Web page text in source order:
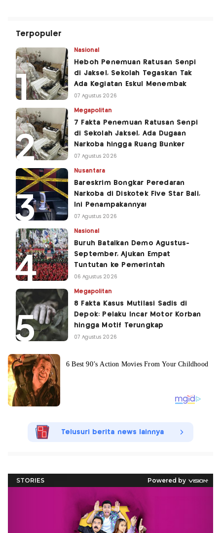
Terpopuler
Nasional
Heboh Penemuan Ratusan Senpi
di Jaksel, Sekolah Tegaskan Tak
Ada Kegiatan Eskul Menembak
07 Agustus 2026
Megapolitan
7 Fakta Penemuan Ratusan Senpi
di Sekolah Jaksel, Ada Dugaan
Narkoba hingga Ruang Bunker
07 Agustus 2026
Nusantara
Bareskrim Bongkar Peredaran
Narkoba di Diskotek Five Star Bali,
Ini Penampakannya!
07 Agustus 2026
Nasional
Buruh Batalkan Demo Agustus-
September, Ajukan Empat
Tuntutan ke Pemerintah
06 Agustus 2026
Megapolitan
8 Fakta Kasus Mutilasi Sadis di
Depok: Pelaku Incar Motor Korban
hingga Motif Terungkap
07 Agustus 2026
Telusuri berita news lainnya